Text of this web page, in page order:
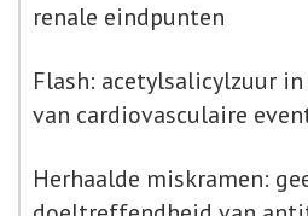
renale eindpunten
Flash: acetylsalicylzuur
van cardiovasculaire
Herhaalde miskramen: